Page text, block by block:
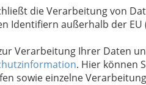
die Verarbeitung von
Identifiern außerhalb der EU
Verarbeitung Ihrer Daten
. Hier können
sowie einzelne